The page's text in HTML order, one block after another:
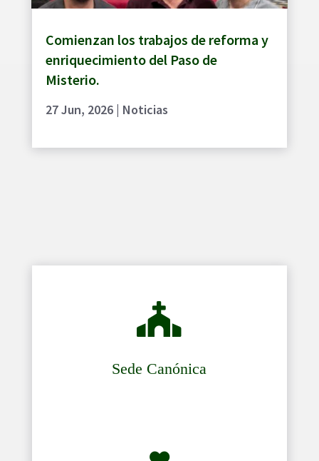
Comienzan los trabajos de reforma y
enriquecimiento del Paso de
Misterio.
27 Jun, 2026| Noticias

Sede Canónica